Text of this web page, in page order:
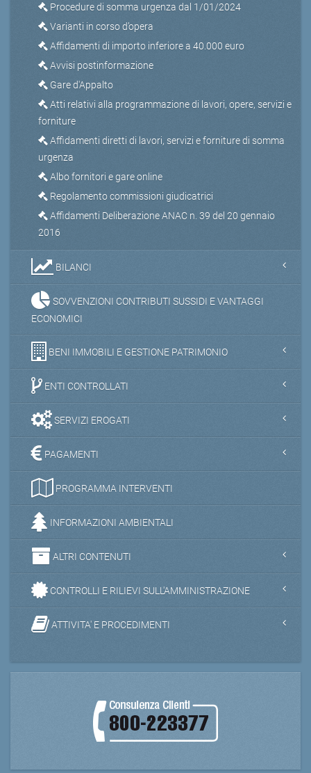
Procedure di somma urgenza dal 1/01/2024
Varianti in corso d’opera
Affidamenti di importo inferiore a 40.000 euro
Avvisi postinformazione
Gare d'Appalto
Atti relativi alla programmazione di lavori, opere, servizi e
forniture
Affidamenti diretti di lavori, servizi e forniture di somma
urgenza
Albo fornitori e gare online
Regolamento commissioni giudicatrici
Affidamenti Deliberazione ANAC n. 39 del 20 gennaio
2016
BILANCI
SOVVENZIONI CONTRIBUTI SUSSIDI E VANTAGGI
ECONOMICI
BENI IMMOBILI E GESTIONE PATRIMONIO
ENTI CONTROLLATI
SERVIZI EROGATI
PAGAMENTI
PROGRAMMA INTERVENTI
INFORMAZIONI AMBIENTALI
ALTRI CONTENUTI
CONTROLLI E RILIEVI SULL'AMMINISTRAZIONE
ATTIVITA' E PROCEDIMENTI